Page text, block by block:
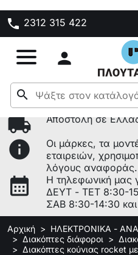
phone2312 315 422

search
local_shipping Αποστολή σε
info
Οι μάρκες, τα
εταιρειών,
λόγους αναφοράς.
calendar_month
Η τηλεφωνική μας
ΔΕΥΤ - ΤΕΤ 8:30-
ΣΑΒ 8:30-14:30
Αρχική
ΗΛΕΚΤΡΟΝΙΚΑ -
Διακόπτες διάφοροι
Διακόπτες κούνιας rocket